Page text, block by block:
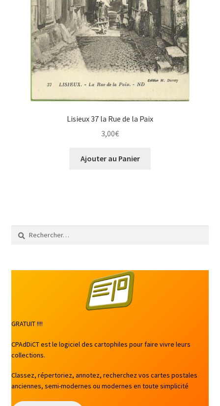
Lisieux 37 la Rue de la Paix
3,00€
Ajouter au Panier
Rechercher :
GRATUIT !!!!
CPAdDiCT est le logiciel des cartophiles pour faire vivre leurs
collections.
Classez, répertoriez, annotez, recherchez vos cartes postales
anciennes, semi-modernes ou modernes en toute simplicité